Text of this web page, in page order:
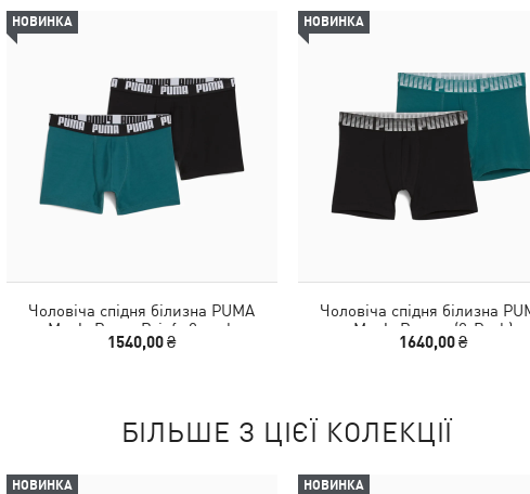
НОВИНКА
Чоловіча спідня білизна PUMA
Men's Boxer Briefs 2 pack
1540,00 ₴
НОВИНКА
Чоловіча спідня білизна
Men's Boxers (2-Pack)
1640,00 ₴
БІЛЬШЕ З ЦІЄЇ КОЛЕКЦІЇ
НОВИНКА НОВИНКА